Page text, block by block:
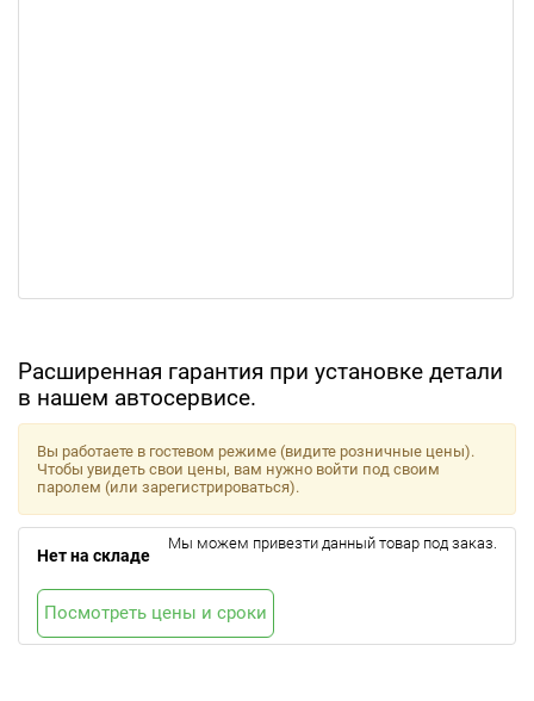
Расширенная гарантия при установке детали
в нашем автосервисе.
Вы работаете в гостевом режиме (видите розничные цены).
Чтобы увидеть свои цены, вам нужно войти под своим
паролем (или зарегистрироваться).
Нет на складе
Мы можем привезти данный товар под заказ.
Посмотреть цены и сроки